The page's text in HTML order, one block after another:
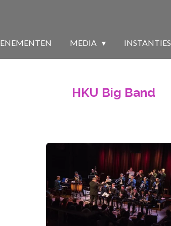
MEDIA INSTANTIES
HKU Big Band